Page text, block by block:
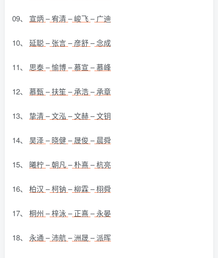
09、 宣炳–宥清–峻飞–广迪
10、 延聪 –张言–彦舒–念成
11、 思泰–愉博–慕宣 –慕峰
12、 慕甄–扶笙 –承浩–承章
13、 挚清–文泓 –文赫–文钥
14、 昊泽–晓健–晟俊 –晨舜
15、 曦柠–朝凡–朴熹–杭亮
16、 柏汉 –柯钠 –柳霖 –栩舜
17、 桐州 –梓泳 –正熹–永晏
18、 永通 –沛航–洲晟–派晖